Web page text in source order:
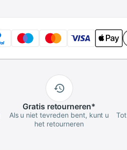
Gratis retourneren*
Als u niet tevreden bent, kunt u
het retourneren